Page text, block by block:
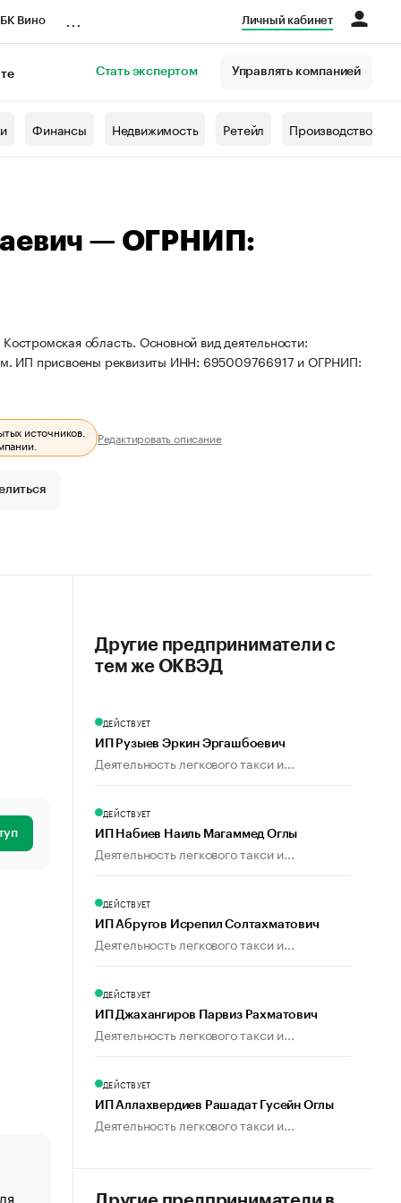
Вино Личный кабинет
Стать экспертом Управлять компанией
Финансы Недвижимость Ретейл Производство
— ОГРНИП:
область. Основной вид деятельности:
ИП присвоены реквизиты ИНН: 695009766917 и ОГРНИП:
источников.
Редактировать описание
«От спорта тело стареет иначе». Как живет глава
Другие предприниматели с
тем же ОКВЭД
ДЕЙСТВУЕТ
ИП Рузыев Эркин Эргашбоевич
Деятельность легкового такси и...
ДЕЙСТВУЕТ
ИП Набиев Наиль Магаммед Оглы
Деятельность легкового такси и...
ДЕЙСТВУЕТ
ИП Абругов Исрепил Солтахматович
Деятельность легкового такси и...
ДЕЙСТВУЕТ
ИП Джахангиров Парвиз Рахматович
Деятельность легкового такси и...
ДЕЙСТВУЕТ
ИП Аллахвердиев Рашадат Гусейн Оглы
Деятельность легкового такси и...